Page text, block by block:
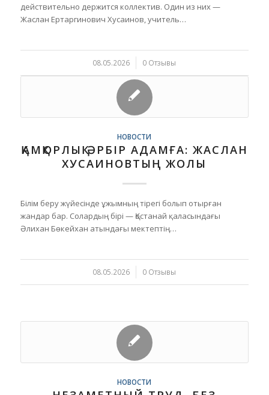
действительно держится коллектив. Один из них —
Жаслан Ертаргинович Хусаинов, учитель…
08.05.2026
/ 0 Отзывы
НОВОСТИ
ҚАМҚОРЛЫҚ ӘРБІР АДАМҒА: ЖАСЛАН
ХУСАИНОВТЫҢ ЖОЛЫ
Білім беру жүйесінде ұжымның тірегі болып отырған
жандар бар. Солардың бірі — Қостанай қаласындағы
Әлихан Бөкейхан атындағы мектептің…
08.05.2026
/ 0 Отзывы
НОВОСТИ